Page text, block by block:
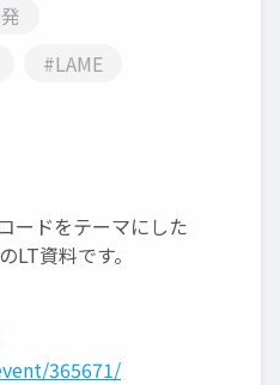
#LAME
ードをテーマにした
LT資料です。
365671/